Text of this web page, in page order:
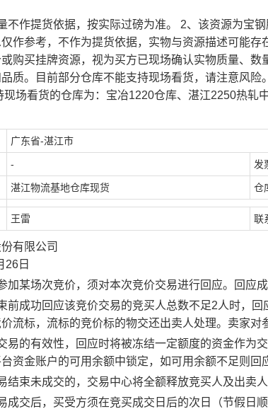
不作提货依据，按实际过磅为准。 2、该资源为宝
作参考，不作为提货依据，实物与资源描述可能
购买挂牌资源，视为买方已现场确认实物质量、
质。目前部分仓库不能支持现场看货，请注意风
现场看货的仓库为：宝冶1220仓库、湛江2250热轧中
广东省-湛江市
- 发
湛江物流基地仓库现货 仓
王雷 联
有限公司
26日
加某场次竞价，须对本次竞价交易进行回应。回应
前成功回应该竞价交易的竞买人总数不足2人时，
流标，流标的竞价标的物交还出卖人处理。卖家对
易的有效性，回应时将被冻结一定额度的资金作为
资金账户的可用余额中锁定，如可用余额不足则回
结束未成交的，交易中心将全额释放竞买人及出卖人
成交后，买受方须在竞买成交日后的次日（节假日